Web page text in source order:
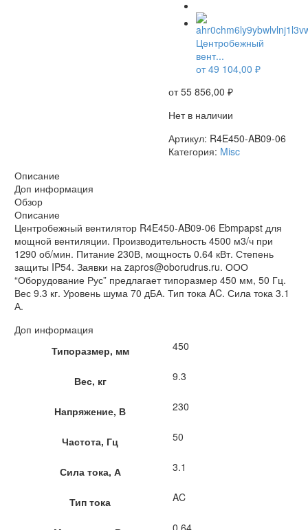
Центробежный
вент...
от49 104,00 ₽
от55 856,00 ₽
Нет в наличии
Артикул: R4E450-AB09-06
Категория: Misc
Описание
Доп информация
Обзор
Описание
Центробежный вентилятор R4E450-AB09-06 Ebmpapst для
мощной вентиляции. Производительность 4500 м3/ч при
1290 об/мин. Питание 230В, мощность 0.64 кВт. Степень
защиты IP54. Заявки на zapros@oborudrus.ru. ООО
“Оборудование Рус” предлагает типоразмер 450 мм, 50 Гц.
Вес 9.3 кг. Уровень шума 70 дБА. Тип тока AC. Сила тока 3.1
А.
Доп информация
Типоразмер, мм
450
Вес, кг 9.3
Напряжение, В 230
Частота, Гц 50
Сила тока, А 3.1
Тип тока AC